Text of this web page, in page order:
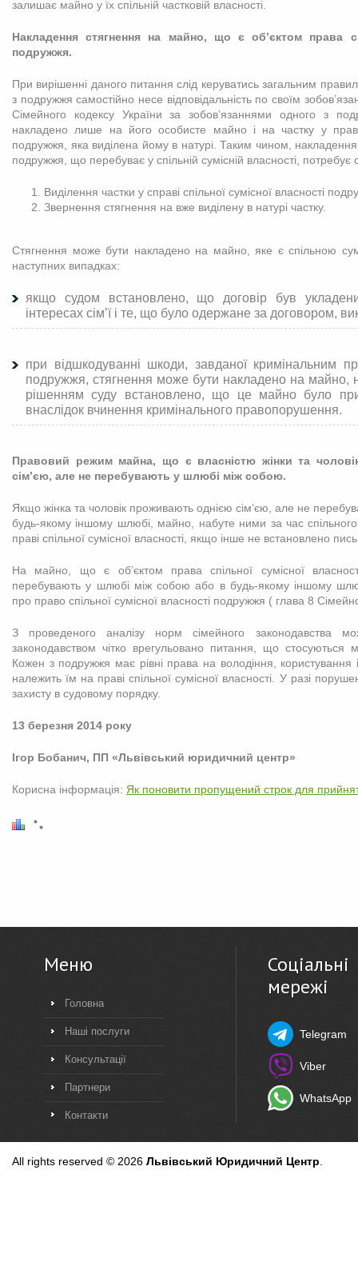
залишає майно у їх спільній частковій власності.
Накладення стягнення на майно, що є об’єктом права
подружжя.
При вирішенні даного питання слід керуватись загальним
з подружжя самостійно несе відповідальність по своїм
Сімейного кодексу України за зобов’язаннями одного з
накладено лише на його особисте майно і на частку у праві
подружжя, яка виділена йому в натурі. Таким чином,
подружжя, що перебуває у спільній сумісній власності, потребує
Виділення частки у справі спільної сумісної власності
Звернення стягнення на вже виділену в натурі частку.
Стягнення може бути накладено на майно, яке є спільною
наступних випадках:
якщо судом встановлено, що договір був
інтересах сім’ї і те, що було одержане за договором,
при відшкодуванні шкоди, завданої кримінальним
подружжя, стягнення може бути накладено на майно,
рішенням суду встановлено, що це майно було
внаслідок вчинення кримінального правопорушення.
Правовий режим майна, що є власністю жінки та
сім’єю, але не перебувають у шлюбі між собою.
Якщо жінка та чоловік проживають однією сім’єю, але не
будь-якому іншому шлюбі, майно, набуте ними за час
праві спільної сумісної власності, якщо інше не встановлено
На майно, що є об’єктом права спільної сумісної
перебувають у шлюбі між собою або в будь-якому іншому
про право спільної сумісної власності подружжя ( глава 8
З проведеного аналізу норм сімейного законодавства
законодавством чітко врегульовано питання, що стосуються
Кожен з подружжя має рівні права на володіння,
належить їм на праві спільної сумісної власності. У разі
захисту в судовому порядку.
13 березня 2014 року
Ігор Бобанич, ПП «Львівський юридичний центр»
Корисна інформація: Як поновити пропущений строк для
Меню
Головна
Наші послуги
Консультації
Партнери
Контакти
Соціальні
мережі
Telegram
Viber
WhatsApp
All rights reserved © 2026 Львівський Юридичний Центр